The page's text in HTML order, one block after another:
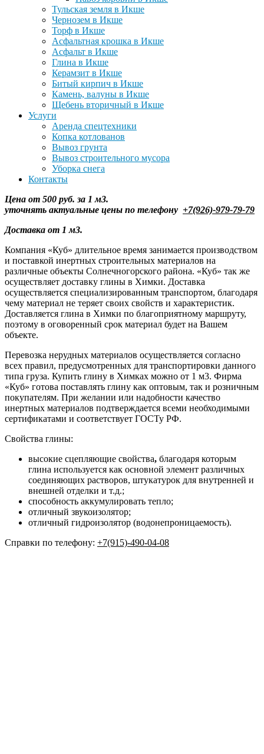
Тульская земля в Икше
Чернозем в Икше
Торф в Икше
Асфальтная крошка в Икше
Асфальт в Икше
Глина в Икше
Керамзит в Икше
Битый кирпич в Икше
Камень, валуны в Икше
Щебень вторичный в Икше
Услуги
Аренда спецтехники
Копка котлованов
Вывоз грунта
Вывоз строительного мусора
Уборка снега
Контакты
Цена от 500 руб. за 1 м3.
уточнять актуальные цены по телефону +7(926)-979-79-79
Доставка от 1 м3.
Компания «Куб» длительное время занимается производством
и поставкой инертных строительных материалов на
различные объекты Солнечногорского района. «Куб» так же
осуществляет доставку глины в Химки. Доставка
осуществляется специализированным транспортом, благодаря
чему материал не теряет своих свойств и характеристик.
Доставляется глина в Химки по благоприятному маршруту,
поэтому в оговоренный срок материал будет на Вашем
объекте.
Перевозка нерудных материалов осуществляется согласно
всех правил, предусмотренных для транспортировки данного
типа груза. Купить глину в Химках можно от 1 м3. Фирма
«Куб» готова поставлять глину как оптовым, так и розничным
покупателям. При желании или надобности качество
инертных материалов подтверждается всеми необходимыми
сертификатами и соответствует ГОСТу РФ.
Свойства глины:
высокие сцепляющие свойства, благодаря которым
глина используется как основной элемент различных
соединяющих растворов, штукатурок для внутренней и
внешней отделки и т.д.;
способность аккумулировать тепло;
отличный звукоизолятор;
отличный гидроизолятор (водонепроницаемость).
Справки по телефону: +7(915)-490-04-08